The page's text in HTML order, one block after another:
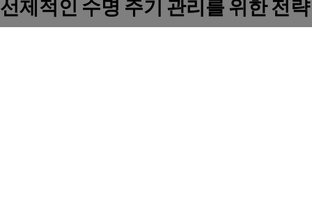
선제적인 수명 주기 관리를 위한 전략